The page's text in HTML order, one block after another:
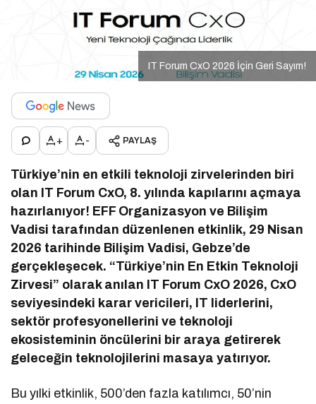
IT Forum CxO 2026 İçin Geri Sayım!
+ - PAYLAŞ
Türkiye’nin en etkili teknoloji zirvelerinden biri
olan IT Forum CxO, 8. yılında kapılarını açmaya
hazırlanıyor! EFF Organizasyon ve Bilişim
Vadisi tarafından düzenlenen etkinlik, 29 Nisan
2026 tarihinde Bilişim Vadisi, Gebze’de
gerçekleşecek. “Türkiye’nin En Etkin Teknoloji
Zirvesi” olarak anılan IT Forum CxO 2026, CxO
seviyesindeki karar vericileri, IT liderlerini,
sektör profesyonellerini ve teknoloji
ekosisteminin öncülerini bir araya getirerek
geleceğin teknolojilerini masaya yatırıyor.
Bu yılki etkinlik, 500’den fazla katılımcı, 50’nin